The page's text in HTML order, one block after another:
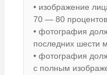
• изображение
70 — 80
• фотография
последних шести
• фотография
с полным